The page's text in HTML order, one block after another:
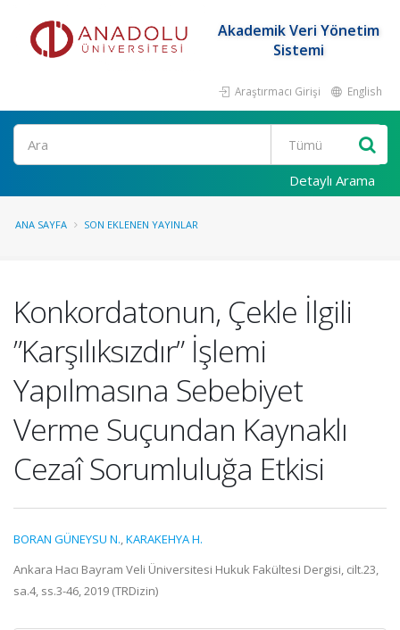
Akademik Veri Yönetim
Sistemi
Araştırmacı Girişi English
Ara
Detaylı Arama
ANA SAYFA SON EKLENEN YAYINLAR
Konkordatonun, Çekle İlgili
”Karşılıksızdır” İşlemi
Yapılmasına Sebebiyet
Verme Suçundan Kaynaklı
Cezaî Sorumluluğa Etkisi
BORAN GÜNEYSU N.,KARAKEHYA H.
Ankara Hacı Bayram Veli Üniversitesi Hukuk Fakültesi Dergisi, cilt.23,
sa.4, ss.3-46, 2019 (TRDizin)